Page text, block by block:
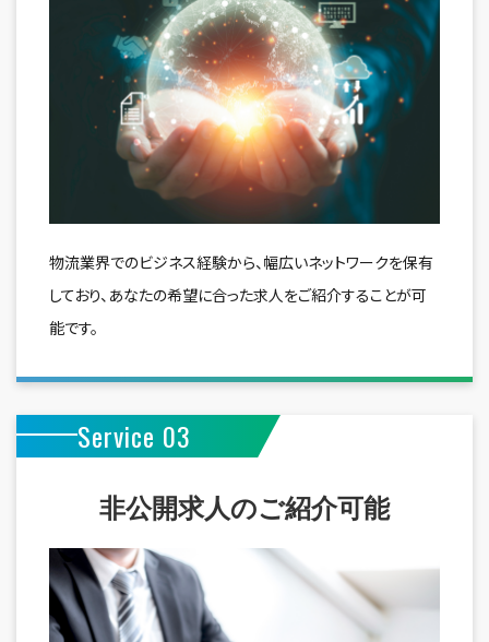
物流業界でのビジネス経験から、幅広いネットワークを保有
しており、あなたの希望に合った求人をご紹介することが可
能です。
Service 03
非公開求人のご紹介可能